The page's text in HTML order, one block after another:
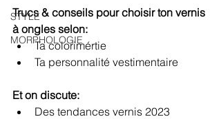
STYLE
MORPHOLOGIE
Trucs & conseils pour choisir ton vernis
à ongles selon:
Ta colorimértie
Ta personnalité vestimentaire
Et on discute:
Des tendances vernis 2023